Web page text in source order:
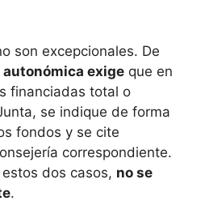
son excepcionales. De
exige que en
financiadas total o
se indique de forma
fondos y se cite
correspondiente.
dos casos, no se
.